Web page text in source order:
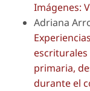
Imágenes:
Adriana
primaria,
durante el